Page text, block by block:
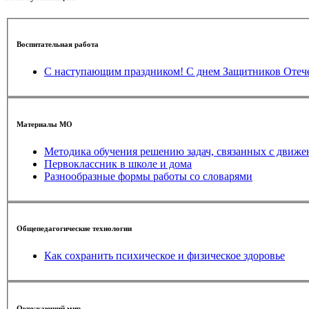
Воспитательная работа
С наступающим праздником! С днем Защитников
Материалы МО
Методика обучения решению задач, связанных с
Первоклассник в школе и дома
Разнообразные формы работы со словарями
Общепедагогические технологии
Как сохранить психическое и физическое здоровье